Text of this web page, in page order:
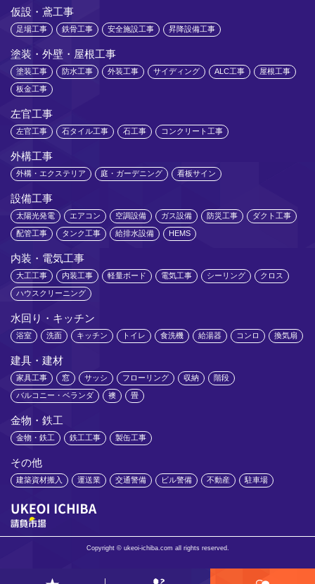
仮設・鳶工事
足場工事 鉄骨工事 安全施設工事 昇降設備工事
塗装・外壁・屋根工事
塗装工事 防水工事 外装工事 サイディング ALC工事 屋根工事
板金工事
左官工事
左官工事 石タイル工事 石工事 コンクリート工事
外構工事
外構・エクステリア 庭・ガーデニング 看板サイン
設備工事
太陽光発電 エアコン 空調設備 ガス設備 防災工事 ダクト工事
配管工事 タンク工事 給排水設備 HEMS
内装・電気工事
大工工事 内装工事 軽量ボード 電気工事 シーリング クロス
ハウスクリーニング
水回り・キッチン
浴室 洗面 キッチン トイレ 食洗機 給湯器 コンロ 換気扇
建具・建材
家具工事 窓 サッシ フローリング 収納 階段
バルコニー・ベランダ 襖 畳
金物・鉄工
金物・鉄工 鉄工工事 製缶工事
その他
建築資材搬入 運送業 交通警備 ビル警備 不動産 駐車場
Copyright © ukeoi-ichiba.com all rights reserved.